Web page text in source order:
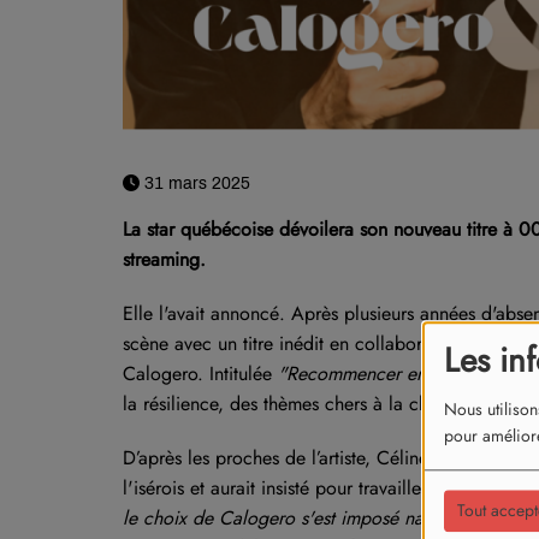
Les
Nous
pour
Tout
31 mars 2025
La star québécoise dévoilera son nouveau titre à
streaming.
Elle l'avait annoncé. Après plusieurs années
scène avec un titre inédit en collaboration avec
Calogero. Intitulée "Recommencer encore", cette
la résilience, des thèmes chers à la chanteuse.
D’après les proches de l’artiste, Céline Dion
l'isérois et aurait insisté pour travailler avec lui.
le choix de Calogero s'est imposé naturellement.